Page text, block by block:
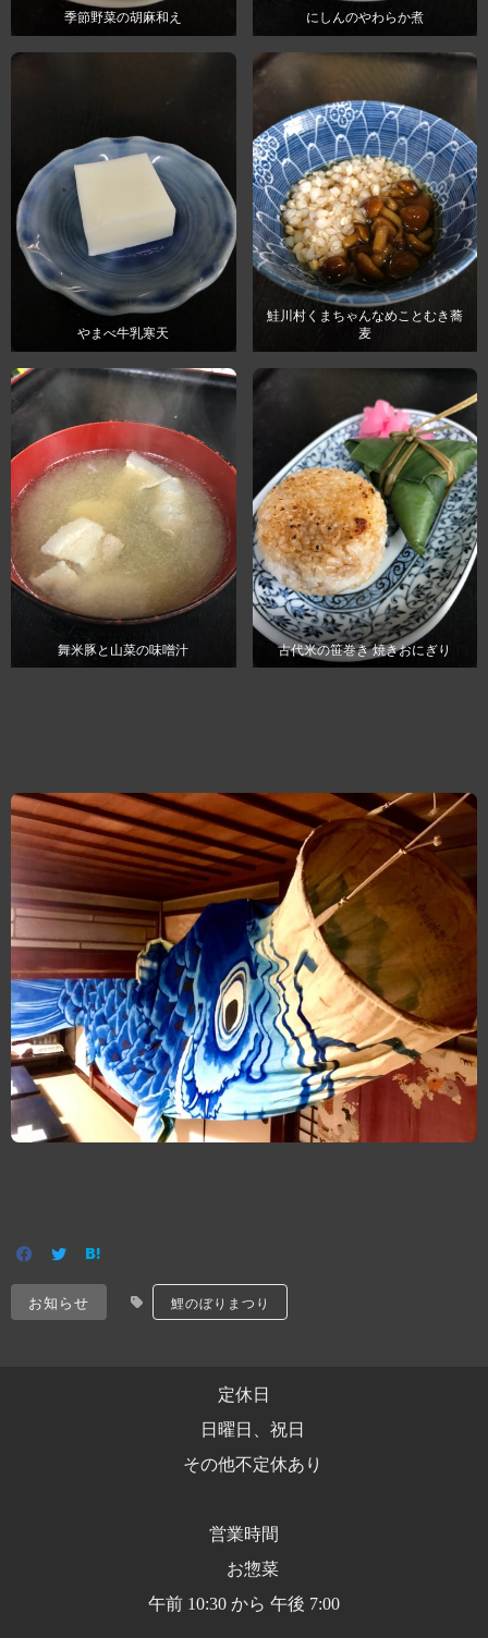
季節野菜の胡麻和え にしんのやわらか煮
やまべ牛乳寒天
鮭川村くまちゃんなめことむき蕎
麦
舞米豚と山菜の味噌汁 古代米の笹巻き 焼きおにぎり
お知らせ 鯉のぼりまつり
定休日
日曜日、祝日
その他不定休あり
営業時間
お惣菜
午前 10:30 から 午後 7:00